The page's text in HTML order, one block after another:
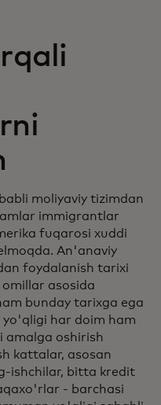
moliyaviy tizimdan
immigrantlar
fuqarosi xuddi
An'anaviy
foydalanish tarixi
asosida
bunday tarixga ega
har doim ham
amalga oshirish
kattalar, asosan
ishchilar, bitta kredit
- barchasi